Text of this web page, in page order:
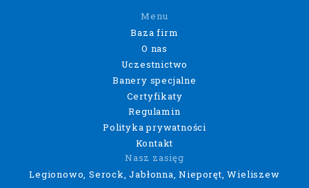
Menu
Baza firm
O nas
Uczestnictwo
Banery specjalne
Certyfikaty
Regulamin
Polityka prywatności
Kontakt
Nasz zasięg
Legionowo, Serock, Jabłonna, Nieporęt, Wieliszew